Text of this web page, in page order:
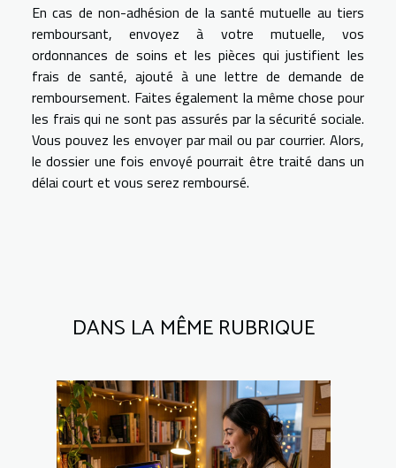
En cas de non-adhésion de la santé mutuelle au tiers
remboursant, envoyez à votre mutuelle, vos
ordonnances de soins et les pièces qui justifient les
frais de santé, ajouté à une lettre de demande de
remboursement. Faites également la même chose pour
les frais qui ne sont pas assurés par la sécurité sociale.
Vous pouvez les envoyer par mail ou par courrier. Alors,
le dossier une fois envoyé pourrait être traité dans un
délai court et vous serez remboursé.
DANS LA MÊME RUBRIQUE